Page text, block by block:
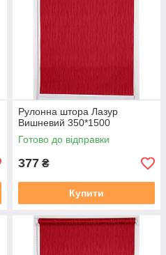
за посиланням:
sistemy-mini.html
Рулонна штора Лазур
Вишневий 350*1500
Готово до відправки
377 ₴
Купити